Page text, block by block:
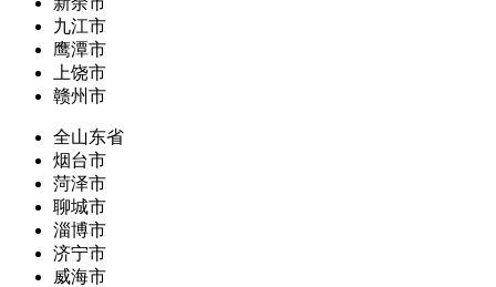
九江市
鹰潭市
上饶市
赣州市
全山东省
烟台市
菏泽市
聊城市
淄博市
济宁市
威海市